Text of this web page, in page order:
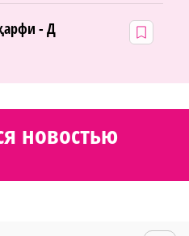
- Д
новостью